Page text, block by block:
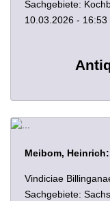
Sachgebiete:
10.03.2026 - 16:53
Meibom, Heinrich:
Sachgebiete: